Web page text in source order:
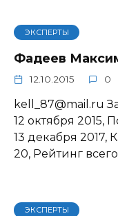
ЭКСПЕРТЫ
Фадеев
12.10.2015 0
kell_87@mail.ru
12 октября 2015,
13 декабря 2017,
20, Рейтинг всего
ЭКСПЕРТЫ